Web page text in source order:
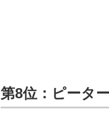
第8位：ピータ